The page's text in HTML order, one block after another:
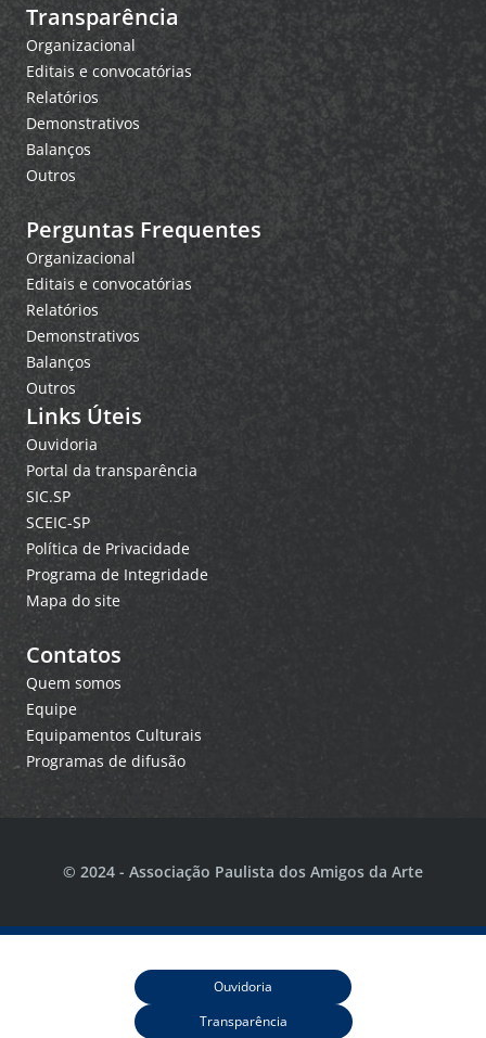
Transparência
Organizacional
Editais e convocatórias
Relatórios
Demonstrativos
Balanços
Outros
Perguntas Frequentes
Organizacional
Editais e convocatórias
Relatórios
Demonstrativos
Balanços
Outros
Links Úteis
Ouvidoria
Portal da transparência
SIC.SP
SCEIC-SP
Política de Privacidade
Programa de Integridade
Mapa do site
Contatos
Quem somos
Equipe
Equipamentos Culturais
Programas de difusão
© 2024 - Associação Paulista dos Amigos da Arte
Ouvidoria
Transparência